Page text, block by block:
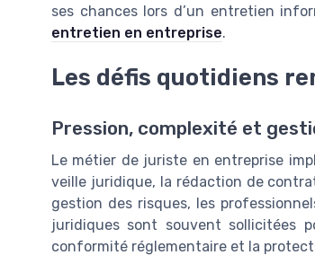
ses chances lors d’un entretien
entretien en entreprise.
Les défis quotidiens
Pression, complexité et
Le métier de juriste en entreprise
veille juridique, la rédaction de
gestion des risques, les
juridiques sont souvent sollicitées
conformité réglementaire et la